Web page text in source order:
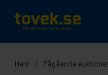
Hem / Pågående auktioner